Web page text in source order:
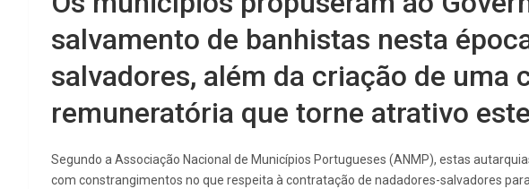
salvamento de banhistas nesta
salvadores, além da criação de
remuneratória que torne atrativo
Segundo a Associação Nacional de Municípios Portugueses (ANMP), estas
com constrangimentos no que respeita à contratação de nadadores-salvadores